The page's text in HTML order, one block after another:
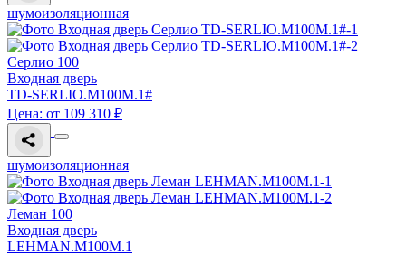
шумоизоляционная
Серлио 100
Входная дверь
TD-SERLIO.M100M.1#
Цена: от 109 310 ₽
шумоизоляционная
Леман 100
Входная дверь
LEHMAN.M100M.1